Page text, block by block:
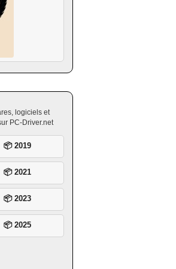
logiciels et
PC-Driver.net
📦 2019
📦 2021
📦 2023
📦 2025